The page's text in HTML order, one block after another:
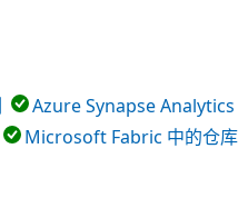
Azure Synapse Analytics
Microsoft Fabric 中的仓库